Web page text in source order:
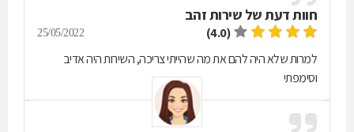
חוות דעת של שירות זהב
(4.0)
25/05/2022
למרות שלא היה להם את מה שהייתי צריכה, השירות היה אדיב
וסימפתי